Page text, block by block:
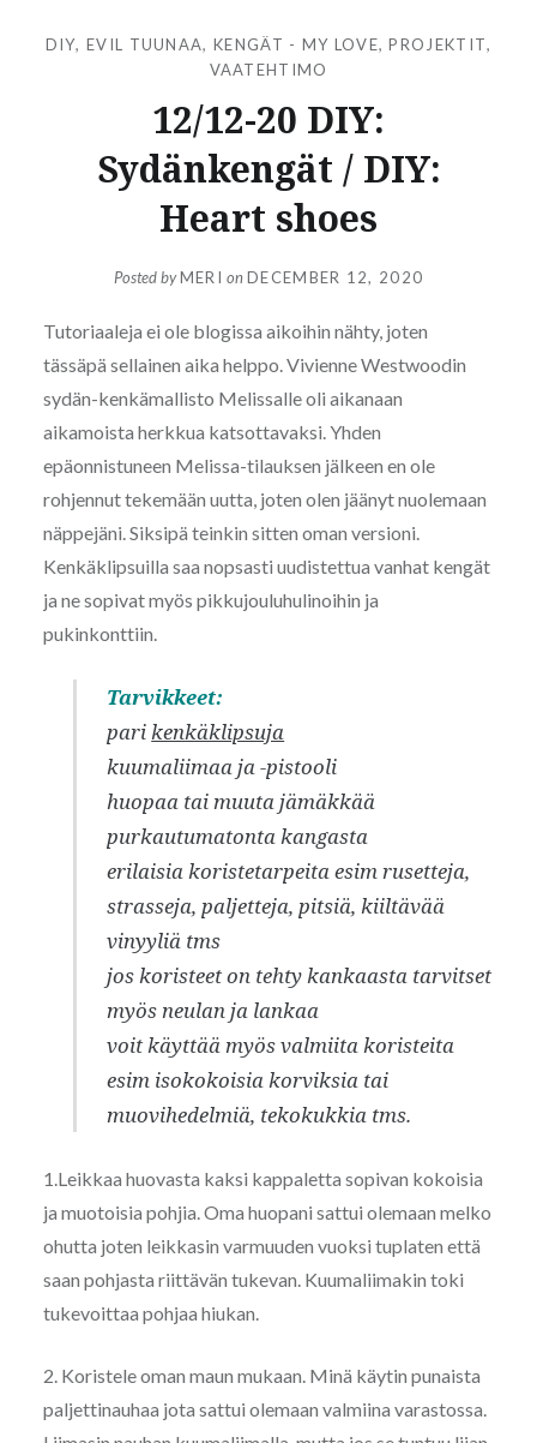
DIY,EVIL TUUNAA, KENGÄT - MY LOVE,PROJEKTIT,
VAATEHTIMO
12/12-20 DIY:
Sydänkengät / DIY:
Heart shoes
Posted byMERI onDECEMBER 12, 2020
Tutoriaaleja ei ole blogissa aikoihin nähty, joten
tässäpä sellainen aika helppo. Vivienne Westwoodin
sydän-kenkämallisto Melissalle oli aikanaan
aikamoista herkkua katsottavaksi. Yhden
epäonnistuneen Melissa-tilauksen jälkeen en ole
rohjennut tekemään uutta, joten olen jäänyt nuolemaan
näppejäni. Siksipä teinkin sitten oman versioni.
Kenkäklipsuilla saa nopsasti uudistettua vanhat kengät
ja ne sopivat myös pikkujouluhulinoihin ja
pukinkonttiin.
Tarvikkeet:
parikenkäklipsuja
kuumaliimaa ja -pistooli
huopaa tai muuta jämäkkää
purkautumatonta kangasta
erilaisia koristetarpeita esim rusetteja,
strasseja, paljetteja, pitsiä, kiiltävää
vinyyliä tms
jos koristeet on tehty kankaasta tarvitset
myös neulan ja lankaa
voit käyttää myös valmiita koristeita
esim isokokoisia korviksia tai
muovihedelmiä, tekokukkia tms.
1.Leikkaa huovasta kaksi kappaletta sopivan kokoisia
ja muotoisia pohjia. Oma huopani sattui olemaan melko
ohutta joten leikkasin varmuuden vuoksi tuplaten että
saan pohjasta riittävän tukevan. Kuumaliimakin toki
tukevoittaa pohjaa hiukan.
2. Koristele oman maun mukaan. Minä käytin punaista
paljettinauhaa jota sattui olemaan valmiina varastossa.